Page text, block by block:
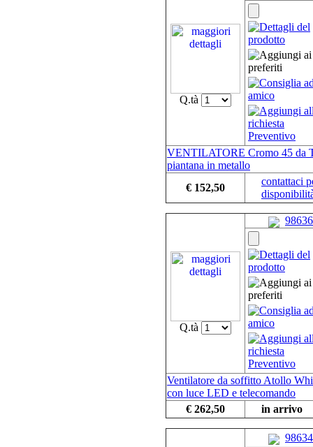
Q.tà
VENTILATORE Cromo 45 da
piantana in metallo
€ 152,50
contattaci
Q.tà
98636
Ventilatore da soffitto Atollo
con luce LED e telecomando
€ 262,50
in arrivo
98634